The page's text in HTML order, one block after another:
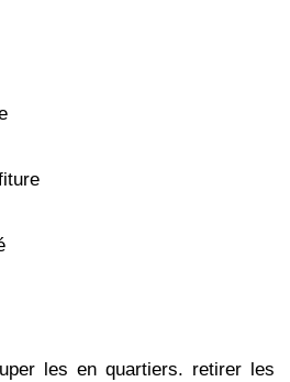
les en quartiers. retirer les